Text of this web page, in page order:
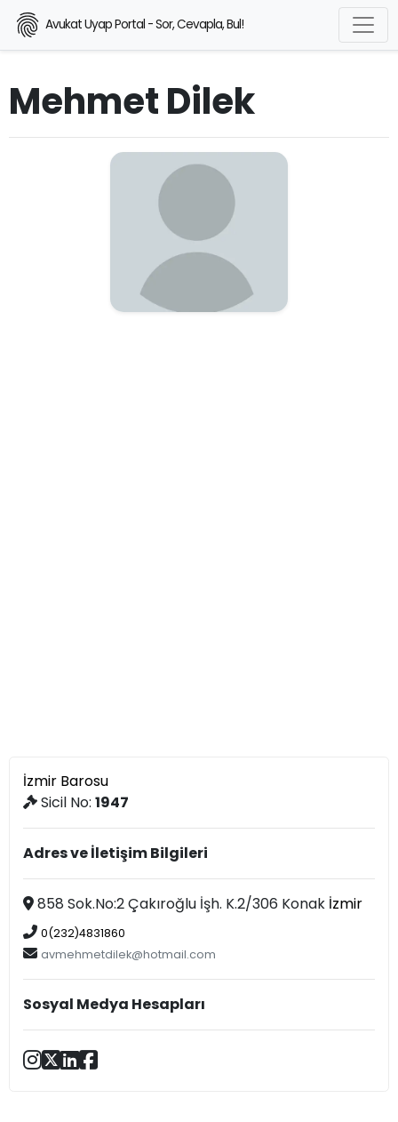
Avukat Uyap Portal - Sor, Cevapla, Bul!
Mehmet Dilek
İzmir Barosu
Sicil No:1947
Adres ve İletişim Bilgileri
858 Sok.No:2 Çakıroğlu İşh. K.2/306 Konak İzmir
0(232)4831860
avmehmetdilek@hotmail.com
Sosyal Medya Hesapları